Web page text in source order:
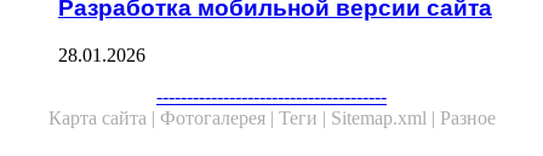
Разработка мобильной версии сайта
28.01.2026
--------------------------------------
Карта сайта | Фотогалерея | Теги | Sitemap.xml | Разное